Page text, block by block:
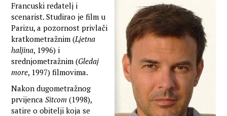
Francuski redatelj i
scenarist. Studirao je film u
Parizu, a pozornost privlači
kratkometražnim (Ljetna
haljina, 1996) i
srednjometražnim (Gledaj
more, 1997) filmovima.
Nakon dugometražnog
prvijencaSitcom (1998),
satire o obitelji koja se